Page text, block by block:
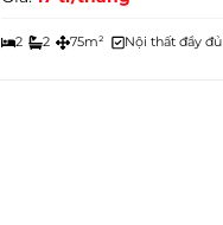
2 2 75m² Nội thất đầy đủ